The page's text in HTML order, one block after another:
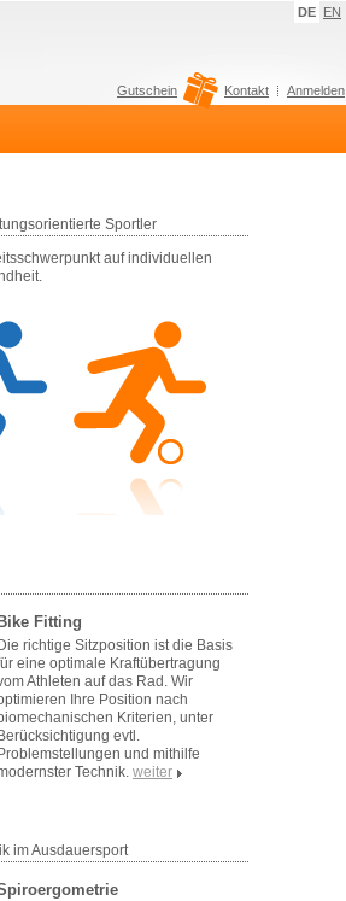
DE EN
Gutschein Kontakt Anmelden
Sportler
auf individuellen
Bike Fitting
Die richtige Sitzposition ist die Basis
eine optimale Kraftübertragung
Athleten auf das Rad. Wir
Ihre Position nach
Kriterien, unter
Berücksichtigung evtl.
Problemstellungen und mithilfe
Technik. weiter
im Ausdauersport